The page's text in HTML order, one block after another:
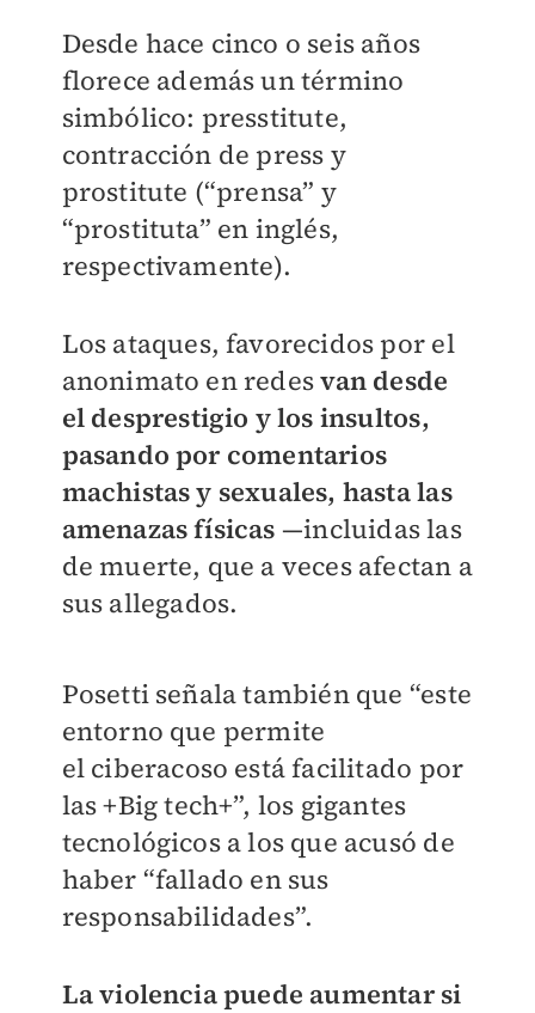
Desde hace cinco o seis años
florece además un término
simbólico: presstitute,
contracción de press y
prostitute (“prensa” y
“prostituta” en inglés,
respectivamente).
Los ataques, favorecidos por el
anonimato en redesvan desde
el desprestigio y los insultos,
pasando por comentarios
machistas y sexuales, hasta las
amenazas físicas —incluidas las
de muerte, que a veces afectan a
sus allegados.
Posetti señala también que “este
entorno que permite
el ciberacoso está facilitado por
las +Big tech+”, los gigantes
tecnológicos a los que acusó de
haber “fallado en sus
responsabilidades”.
La violencia puede aumentar si